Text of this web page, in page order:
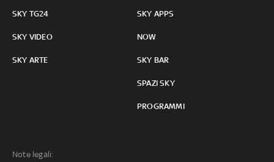
SKY TG24
SKY VIDEO
SKY ARTE
SKY APPS
NOW
SKY BAR
SPAZI SKY
PROGRAMMI
Note legali: